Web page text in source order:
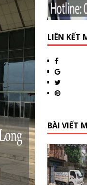
LIÊN KẾT
BÀI VIẾT